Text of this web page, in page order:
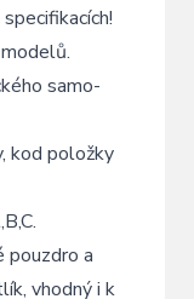
samo-
kod položky
pouzdro a
vhodný i k